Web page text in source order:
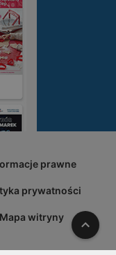
prawne
prywatności
Mapa witryny W